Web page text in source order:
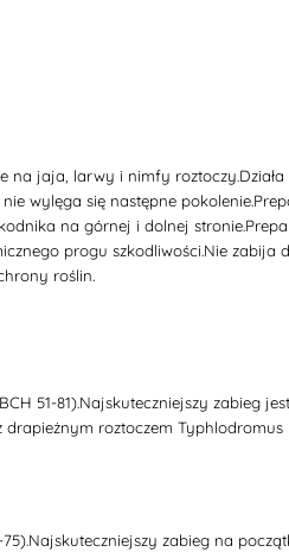
na jaja, larwy i nimfy
wylęga się następne
na górnej i dolnej
progu szkodliwości.Nie zabija
roślin.
51-81).Najskuteczniejszy zabieg
drapieżnym roztoczem
zabieg na